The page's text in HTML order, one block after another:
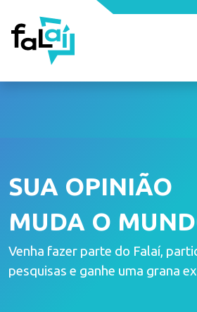
SUA OPINIÃO
MUDA O
Venha fazer parte do Falaí,
pesquisas e ganhe uma grana